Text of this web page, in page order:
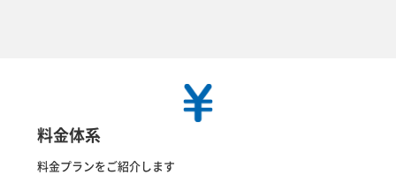
料金体系
料金プランをご紹介します